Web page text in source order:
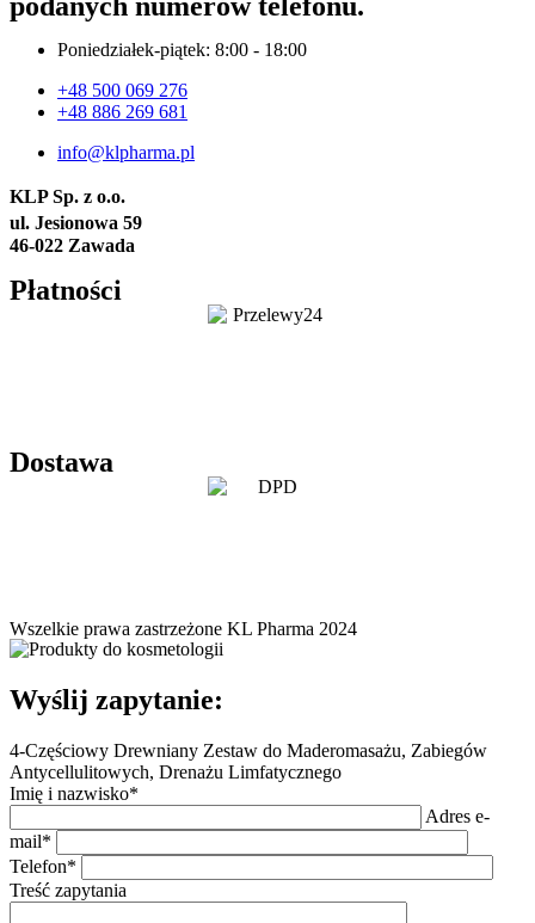
Poniedziałek-piątek: 8:00 - 18:00
+48 500 069 276
+48 886 269 681
info@klpharma.pl
KLP Sp. z o.o.
ul. Jesionowa 59
46-022 Zawada
Płatności
Dostawa
Wszelkie prawa zastrzeżone KL Pharma 2024
Wyślij zapytanie:
4-Częściowy Drewniany Zestaw do Maderomasażu, Zabiegów
Antycellulitowych, Drenażu Limfatycznego
Imię i nazwisko*
Adres e-
mail*
Telefon*
Treść zapytania